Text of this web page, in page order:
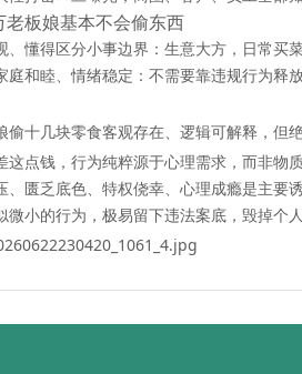
老板娘基本不会偷东西
、懂得区分小事边界：生意大方，日常买
庭和睦、情绪稳定：不需要靠违规行为释
偷十几块零食客观存在、逻辑可解释，但
这点钱，行为纯粹源于心理需求，而非物
、匮乏底色、特权侥幸、心理成瘾是主要
微小的行为，极易留下违法案底，毁掉个